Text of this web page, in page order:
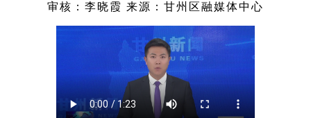
审核：李晓霞 来源：甘州区融媒体中心